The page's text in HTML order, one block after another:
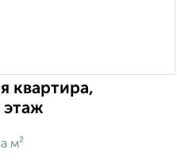
квартира,
этаж
м²